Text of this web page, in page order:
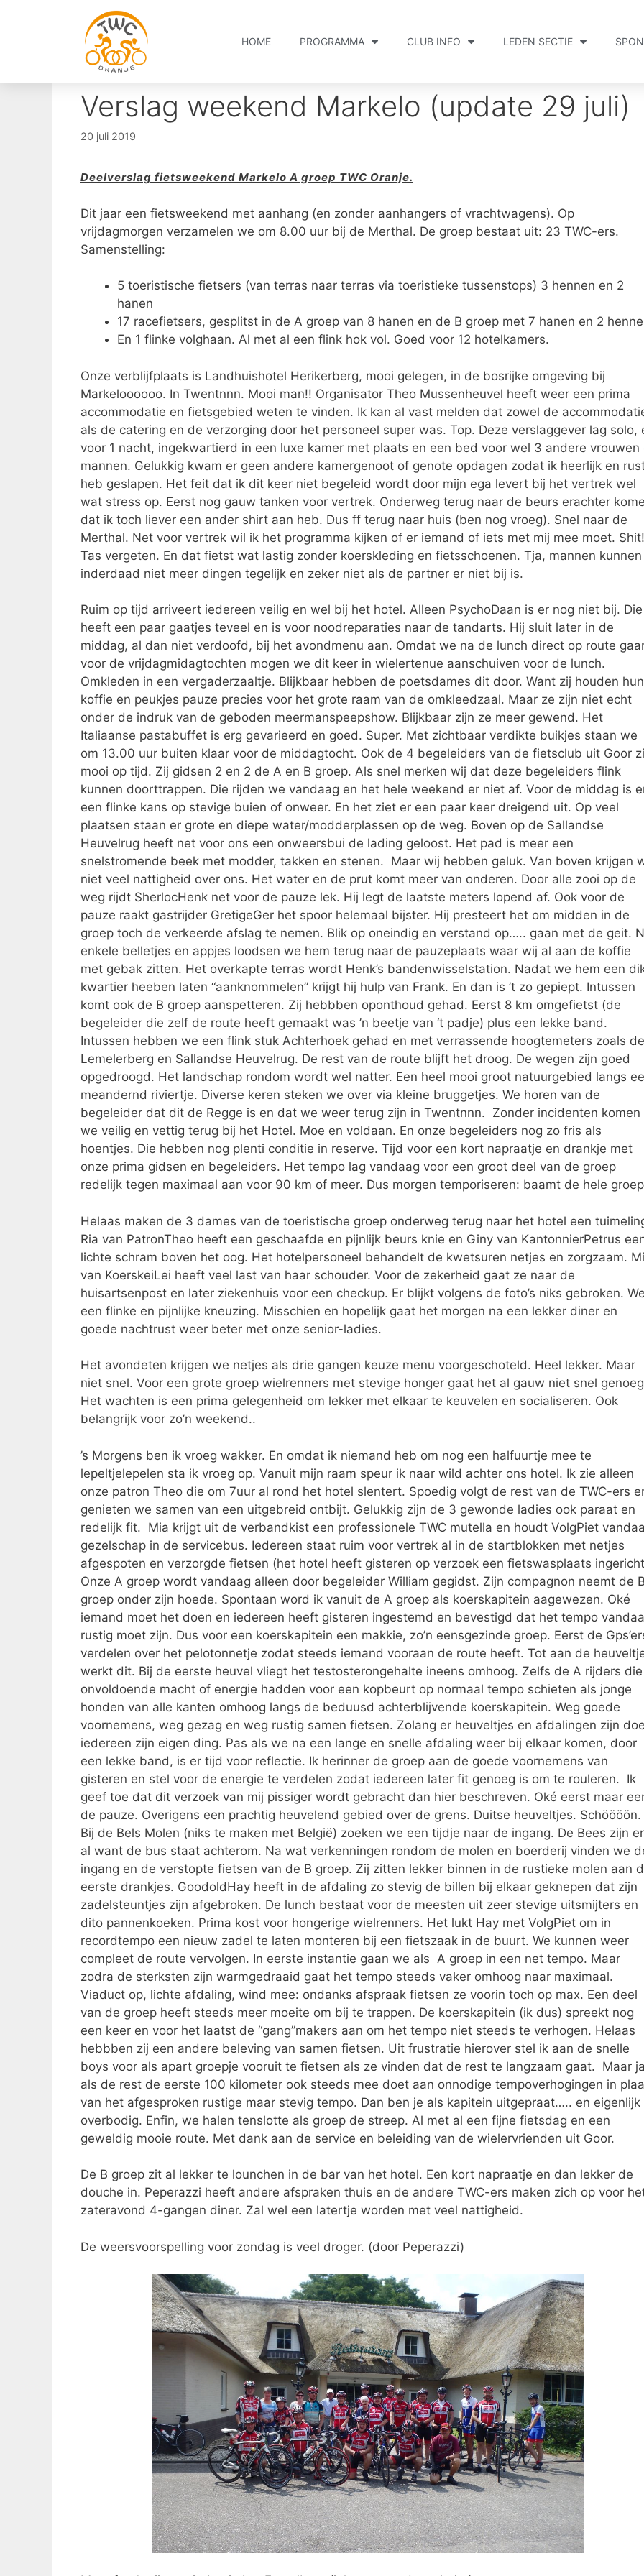
HOME PROGRAMMA CLUB INFO LEDEN SECTIE
Verslag weekend Markelo (update 29 juli)
20 juli 2019
Deelverslag fietsweekend Markelo A groep TWC Oranje.
Dit jaar een fietsweekend met aanhang (en zonder aanhangers of vrachtwagens). Op
vrijdagmorgen verzamelen we om 8.00 uur bij de Merthal. De groep bestaat uit: 23 TWC-ers.
Samenstelling:
5 toeristische fietsers (van terras naar terras via toeristieke tussenstops) 3 hennen en 2
hanen
17 racefietsers, gesplitst in de A groep van 8 hanen en de B groep met 7 hanen en 2
En 1 flinke volghaan. Al met al een flink hok vol. Goed voor 12 hotelkamers.
Onze verblijfplaats is Landhuishotel Herikerberg, mooi gelegen, in de bosrijke omgeving bij
Markeloooooo. In Twentnnn. Mooi man!! Organisator Theo Mussenheuvel heeft weer een prima
accommodatie en fietsgebied weten te vinden. Ik kan al vast melden dat zowel de
als de catering en de verzorging door het personeel super was. Top. Deze verslaggever lag solo,
voor 1 nacht, ingekwartierd in een luxe kamer met plaats en een bed voor wel 3 andere vrouwen
mannen. Gelukkig kwam er geen andere kamergenoot of genote opdagen zodat ik heerlijk en
heb geslapen. Het feit dat ik dit keer niet begeleid wordt door mijn ega levert bij het vertrek wel
wat stress op. Eerst nog gauw tanken voor vertrek. Onderweg terug naar de beurs erachter
dat ik toch liever een ander shirt aan heb. Dus ff terug naar huis (ben nog vroeg). Snel naar de
Merthal. Net voor vertrek wil ik het programma kijken of er iemand of iets met mij mee moet. Shit!
Tas vergeten. En dat fietst wat lastig zonder koerskleding en fietsschoenen. Tja, mannen kunnen
inderdaad niet meer dingen tegelijk en zeker niet als de partner er niet bij is.
Ruim op tijd arriveert iedereen veilig en wel bij het hotel. Alleen PsychoDaan is er nog niet bij. Die
heeft een paar gaatjes teveel en is voor noodreparaties naar de tandarts. Hij sluit later in de
middag, al dan niet verdoofd, bij het avondmenu aan. Omdat we na de lunch direct op route
voor de vrijdagmidagtochten mogen we dit keer in wielertenue aanschuiven voor de lunch.
Omkleden in een vergaderzaaltje. Blijkbaar hebben de poetsdames dit door. Want zij houden hun
koffie en peukjes pauze precies voor het grote raam van de omkleedzaal. Maar ze zijn niet echt
onder de indruk van de geboden meermanspeepshow. Blijkbaar zijn ze meer gewend. Het
Italiaanse pastabuffet is erg gevarieerd en goed. Super. Met zichtbaar verdikte buikjes staan we
om 13.00 uur buiten klaar voor de middagtocht. Ook de 4 begeleiders van de fietsclub uit Goor
mooi op tijd. Zij gidsen 2 en 2 de A en B groep. Als snel merken wij dat deze begeleiders flink
kunnen doorttrappen. Die rijden we vandaag en het hele weekend er niet af. Voor de middag is
een flinke kans op stevige buien of onweer. En het ziet er een paar keer dreigend uit. Op veel
plaatsen staan er grote en diepe water/modderplassen op de weg. Boven op de Sallandse
Heuvelrug heeft net voor ons een onweersbui de lading geloost. Het pad is meer een
snelstromende beek met modder, takken en stenen. Maar wij hebben geluk. Van boven krijgen
niet veel nattigheid over ons. Het water en de prut komt meer van onderen. Door alle zooi op de
weg rijdt SherlocHenk net voor de pauze lek. Hij legt de laatste meters lopend af. Ook voor de
pauze raakt gastrijder GretigeGer het spoor helemaal bijster. Hij presteert het om midden in de
groep toch de verkeerde afslag te nemen. Blik op oneindig en verstand op….. gaan met de geit.
enkele belletjes en appjes loodsen we hem terug naar de pauzeplaats waar wij al aan de koffie
met gebak zitten. Het overkapte terras wordt Henk’s bandenwisselstation. Nadat we hem een
kwartier heeben laten “aanknommelen” krijgt hij hulp van Frank. En dan is ’t zo gepiept. Intussen
komt ook de B groep aanspetteren. Zij hebbben oponthoud gehad. Eerst 8 km omgefietst (de
begeleider die zelf de route heeft gemaakt was ’n beetje van ‘t padje) plus een lekke band.
Intussen hebben we een flink stuk Achterhoek gehad en met verrassende hoogtemeters zoals de
Lemelerberg en Sallandse Heuvelrug. De rest van de route blijft het droog. De wegen zijn goed
opgedroogd. Het landschap rondom wordt wel natter. Een heel mooi groot natuurgebied langs
meandernd riviertje. Diverse keren steken we over via kleine bruggetjes. We horen van de
begeleider dat dit de Regge is en dat we weer terug zijn in Twentnnn. Zonder incidenten komen
we veilig en vettig terug bij het Hotel. Moe en voldaan. En onze begeleiders nog zo fris als
hoentjes. Die hebben nog plenti conditie in reserve. Tijd voor een kort napraatje en drankje met
onze prima gidsen en begeleiders. Het tempo lag vandaag voor een groot deel van de groep
redelijk tegen maximaal aan voor 90 km of meer. Dus morgen temporiseren: baamt de hele
Helaas maken de 3 dames van de toeristische groep onderweg terug naar het hotel een
Ria van PatronTheo heeft een geschaafde en pijnlijk beurs knie en Giny van KantonnierPetrus
lichte schram boven het oog. Het hotelpersoneel behandelt de kwetsuren netjes en zorgzaam.
van KoerskeiLei heeft veel last van haar schouder. Voor de zekerheid gaat ze naar de
huisartsenpost en later ziekenhuis voor een checkup. Er blijkt volgens de foto’s niks gebroken.
een flinke en pijnlijke kneuzing. Misschien en hopelijk gaat het morgen na een lekker diner en
goede nachtrust weer beter met onze senior-ladies.
Het avondeten krijgen we netjes als drie gangen keuze menu voorgeschoteld. Heel lekker. Maar
niet snel. Voor een grote groep wielrenners met stevige honger gaat het al gauw niet snel
Het wachten is een prima gelegenheid om lekker met elkaar te keuvelen en socialiseren. Ook
belangrijk voor zo’n weekend..
’s Morgens ben ik vroeg wakker. En omdat ik niemand heb om nog een halfuurtje mee te
lepeltjelepelen sta ik vroeg op. Vanuit mijn raam speur ik naar wild achter ons hotel. Ik zie alleen
onze patron Theo die om 7uur al rond het hotel slentert. Spoedig volgt de rest van de TWC-ers
genieten we samen van een uitgebreid ontbijt. Gelukkig zijn de 3 gewonde ladies ook paraat en
redelijk fit. Mia krijgt uit de verbandkist een professionele TWC mutella en houdt VolgPiet
gezelschap in de servicebus. Iedereen staat ruim voor vertrek al in de startblokken met netjes
afgespoten en verzorgde fietsen (het hotel heeft gisteren op verzoek een fietswasplaats
Onze A groep wordt vandaag alleen door begeleider William gegidst. Zijn compagnon neemt de B
groep onder zijn hoede. Spontaan word ik vanuit de A groep als koerskapitein aagewezen. Oké
iemand moet het doen en iedereen heeft gisteren ingestemd en bevestigd dat het tempo
rustig moet zijn. Dus voor een koerskapitein een makkie, zo’n eensgezinde groep. Eerst de
verdelen over het pelotonnetje zodat steeds iemand vooraan de route heeft. Tot aan de
werkt dit. Bij de eerste heuvel vliegt het testosterongehalte ineens omhoog. Zelfs de A rijders die
onvoldoende macht of energie hadden voor een kopbeurt op normaal tempo schieten als jonge
honden van alle kanten omhoog langs de beduusd achterblijvende koerskapitein. Weg goede
voornemens, weg gezag en weg rustig samen fietsen. Zolang er heuveltjes en afdalingen zijn
iedereen zijn eigen ding. Pas als we na een lange en snelle afdaling weer bij elkaar komen, door
een lekke band, is er tijd voor reflectie. Ik herinner de groep aan de goede voornemens van
gisteren en stel voor de energie te verdelen zodat iedereen later fit genoeg is om te rouleren. Ik
geef toe dat dit verzoek van mij pissiger wordt gebracht dan hier beschreven. Oké eerst maar
de pauze. Overigens een prachtig heuvelend gebied over de grens. Duitse heuveltjes. Schöööön.
Bij de Bels Molen (niks te maken met België) zoeken we een tijdje naar de ingang. De Bees zijn er
al want de bus staat achterom. Na wat verkenningen rondom de molen en boerderij vinden we
ingang en de verstopte fietsen van de B groep. Zij zitten lekker binnen in de rustieke molen aan
eerste drankjes. GoodoldHay heeft in de afdaling zo stevig de billen bij elkaar geknepen dat zijn
zadelsteuntjes zijn afgebroken. De lunch bestaat voor de meesten uit zeer stevige uitsmijters en
dito pannenkoeken. Prima kost voor hongerige wielrenners. Het lukt Hay met VolgPiet om in
recordtempo een nieuw zadel te laten monteren bij een fietszaak in de buurt. We kunnen weer
compleet de route vervolgen. In eerste instantie gaan we als A groep in een net tempo. Maar
zodra de sterksten zijn warmgedraaid gaat het tempo steeds vaker omhoog naar maximaal.
Viaduct op, lichte afdaling, wind mee: ondanks afspraak fietsen ze voorin toch op max. Een deel
van de groep heeft steeds meer moeite om bij te trappen. De koerskapitein (ik dus) spreekt nog
een keer en voor het laatst de “gang”makers aan om het tempo niet steeds te verhogen. Helaas
hebbben zij een andere beleving van samen fietsen. Uit frustratie hierover stel ik aan de snelle
boys voor als apart groepje vooruit te fietsen als ze vinden dat de rest te langzaam gaat. Maar
als de rest de eerste 100 kilometer ook steeds mee doet aan onnodige tempoverhogingen in
van het afgesproken rustige maar stevig tempo. Dan ben je als kapitein uitgepraat….. en eigenlijk
overbodig. Enfin, we halen tenslotte als groep de streep. Al met al een fijne fietsdag en een
geweldig mooie route. Met dank aan de service en beleiding van de wielervrienden uit Goor.
De B groep zit al lekker te lounchen in de bar van het hotel. Een kort napraatje en dan lekker de
douche in. Peperazzi heeft andere afspraken thuis en de andere TWC-ers maken zich op voor
zateravond 4-gangen diner. Zal wel een latertje worden met veel nattigheid.
De weersvoorspelling voor zondag is veel droger. (door Peperazzi)